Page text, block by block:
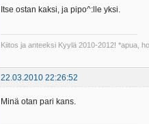
Itse ostan kaksi, ja pipo^:lle yksi.
Kiitos ja anteeksi Kyylä 2010-2012! *apua,
22.03.2010 22:26:52
Minä otan pari kans.